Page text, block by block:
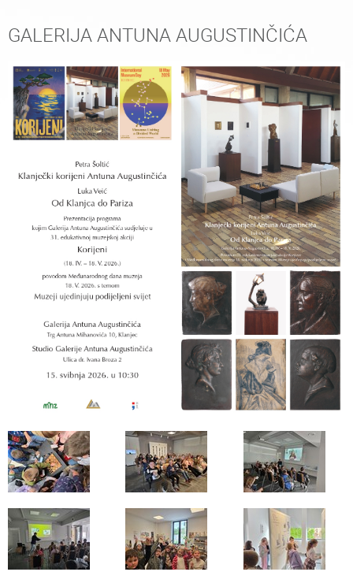
GALERIJA ANTUNA AUGUSTINČIĆA